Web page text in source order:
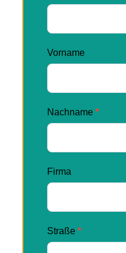
Anfrage
Vorname
Nachname *
Firma
Straße *